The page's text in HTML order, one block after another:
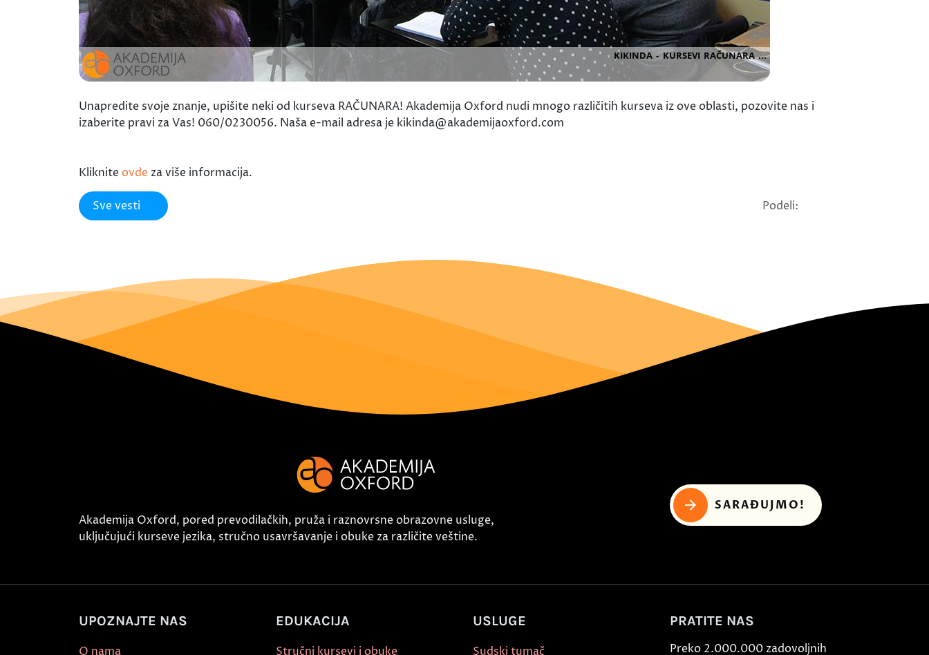
Unapredite svoje znanje, upišite neki od kurseva RAČUNARA! Akademija Oxford nudi mnogo različitih kurseva iz ove oblasti, pozovite nas i
izaberite pravi za Vas! 060/0230056. Naša e-mail adresa je kikinda@akademijaoxford.com
Kliknite ovde za više informacija.
Sve vesti Podeli:
Akademija Oxford, pored prevodilačkih, pruža i raznovrsne obrazovne usluge,
uključujući kurseve jezika, stručno usavršavanje i obuke za različite veštine.
SARAĐUJMO!
UPOZNAJTE NAS
O nama
EDUKACIJA
Stručni kursevi i obuke
USLUGE
Sudski tumač
PRATITE NAS
Preko 2.000.000 zadovoljnih